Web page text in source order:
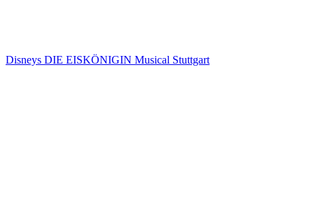
Disneys DIE EISKÖNIGIN Musical Stuttgart